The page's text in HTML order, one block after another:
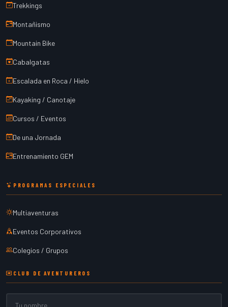
Trekkings
Montañismo
Mountain Bike
Cabalgatas
Escalada en Roca / Hielo
Kayaking / Canotaje
Cursos / Eventos
De una Jornada
Entrenamiento GEM
PROGRAMAS ESPECIALES
Multiaventuras
Eventos Corporativos
Colegios / Grupos
CLUB DE AVENTUREROS